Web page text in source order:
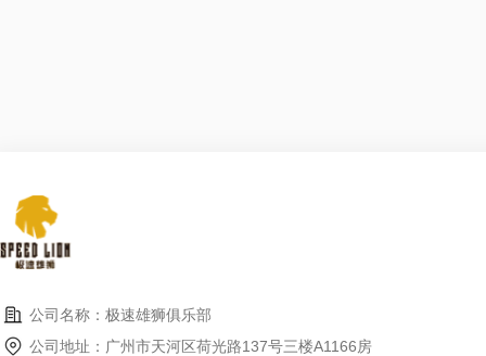
公司名称：极速雄狮俱乐部
公司地址：广州市天河区荷光路137号三楼A1166房